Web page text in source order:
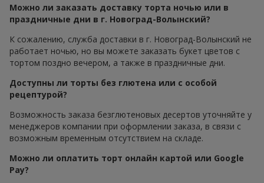
Можно ли заказать доставку торта ночью или в
праздничные дни в г. Новоград-Волынский?
К сожалению, служба доставки в г. Новоград-Волынский не
работает ночью, но вы можете заказать букет цветов с
тортом поздно вечером, а также в праздничные дни.
Доступны ли торты без глютена или с особой
рецептурой?
Возможность заказа безглютеновых десертов уточняйте у
менеджеров компании при оформлении заказа, в связи с
возможным временным отсутствием на складе.
Можно ли оплатить торт онлайн картой или Google
Pay?